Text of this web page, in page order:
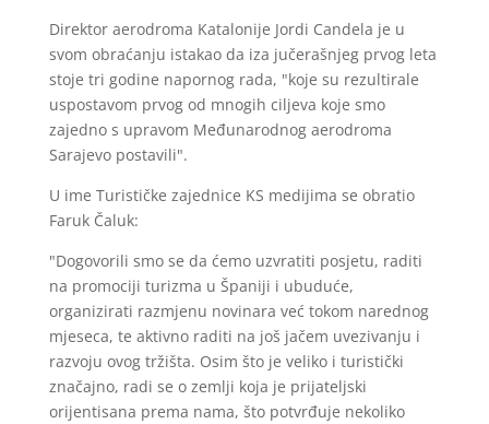
Direktor aerodroma Katalonije Jordi Candela je u
svom obraćanju istakao da iza jučerašnjeg prvog leta
stoje tri godine napornog rada, "koje su rezultirale
uspostavom prvog od mnogih ciljeva koje smo
zajedno s upravom Međunarodnog aerodroma
Sarajevo postavili".
U ime Turističke zajednice KS medijima se obratio
Faruk Čaluk:
"Dogovorili smo se da ćemo uzvratiti posjetu, raditi
na promociji turizma u Španiji i ubuduće,
organizirati razmjenu novinara već tokom narednog
mjeseca, te aktivno raditi na još jačem uvezivanju i
razvoju ovog tržišta. Osim što je veliko i turistički
značajno, radi se o zemlji koja je prijateljski
orijentisana prema nama, što potvrđuje nekoliko